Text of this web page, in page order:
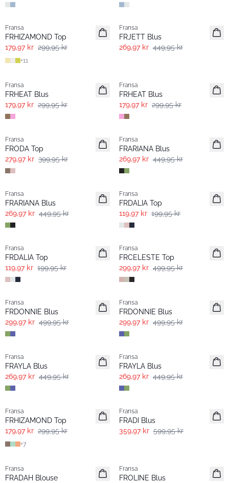
- 40%
Fransa
FRHIZAMOND Top
179,97 kr 299,95 kr
+11
- 40%
Fransa
FRJETT Blus
269,97 kr 449,95 kr
Fransa
FRHEAT Blus
179,97 kr 299,95 kr
Fransa
FRHEAT Blus
179,97 kr 299,95 kr
-30%
Fransa
FRODA Top
279,97 kr 399,95 kr
- 40%
Fransa
FRARIANA Blus
269,97 kr 449,95 kr
- 40%
Fransa
FRARIANA Blus
269,97 kr 449,95 kr
- 40%
Fransa
FRDALIA Top
119,97 kr 199,95 kr
- 40%
Fransa
FRDALIA Top
119,97 kr 199,95 kr
- 40%
Fransa
FRCELESTE Top
299,97 kr 499,95 kr
Extended size
- 40%
Fransa
FRDONNIE Blus
299,97 kr 499,95 kr
Extended size
- 40%
Fransa
FRDONNIE Blus
299,97 kr 499,95 kr
- 40%
Fransa
FRAYLA Blus
269,97 kr 449,95 kr
- 40%
Fransa
FRAYLA Blus
269,97 kr 449,95 kr
- 40%
Fransa
FRHIZAMOND Top
179,97 kr 299,95 kr
+7
Extended size
- 40%
Fransa
FRADI Blus
359,97 kr 599,95 kr
Fransa
FRADAH Blouse
Fransa
FROLINE Blus